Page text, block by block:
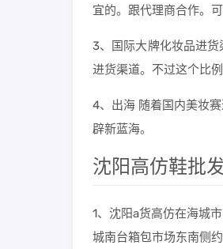
宜的。跟代理商合作。
3、国际大牌化妆品进
进货渠道。不过这个比
4、出海 随着国内美妆
辟新蓝海。
沈阳高仿鞋批
1、沈阳a货高仿在海城
城南台箱包市场东南侧